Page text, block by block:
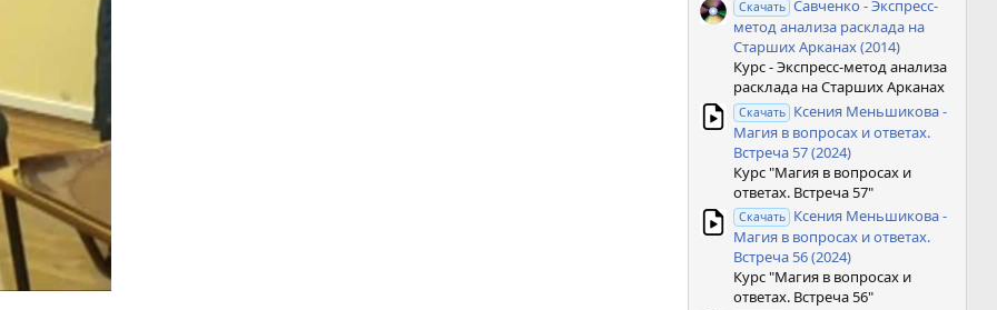
Скачать Савченко - Экспресс-
метод анализа расклада на
Старших Арканах (2014)
Курс - Экспресс-метод анализа
расклада на Старших Арканах
Скачать Ксения Меньшикова -
Магия в вопросах и ответах.
Встреча 57 (2024)
Курс "Магия в вопросах и
ответах. Встреча 57"
Скачать Ксения Меньшикова -
Магия в вопросах и ответах.
Встреча 56 (2024)
Курс "Магия в вопросах и
ответах. Встреча 56"